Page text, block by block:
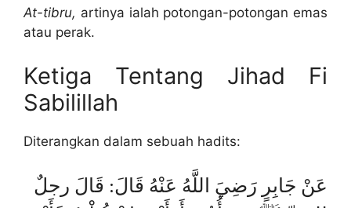
At-tibru, artinya ialah potongan-potongan emas
atau perak.
Ketiga Tentang Jihad Fi
Sabilillah
Diterangkan dalam sebuah hadits:
عَنْ جَابِرٍ رَضِيَ اللَّهُ عَنْهُ قَالَ: قَالَ رجلٌ